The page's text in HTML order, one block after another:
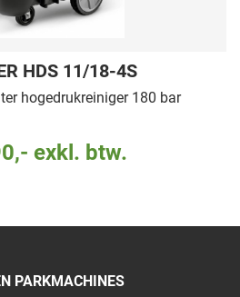
HDS 11/18-4S
hogedrukreiniger 180 bar
exkl. btw.
PARKMACHINES